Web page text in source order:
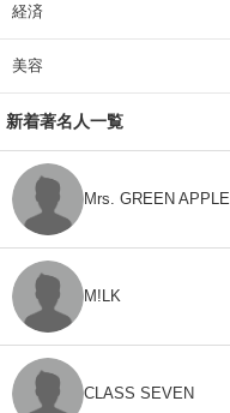
経済
美容
新着著名人一覧
Mrs. GREEN APPLE
M!LK
CLASS SEVEN